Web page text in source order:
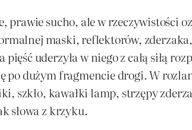
sucho, ale w rzeczywistości
maski, reflektorów,
uderzyła w niego z całą siłą
po dużym fragmencie drogi. W
szkło, kawałki lamp, strzępy
słowa z krzyku.